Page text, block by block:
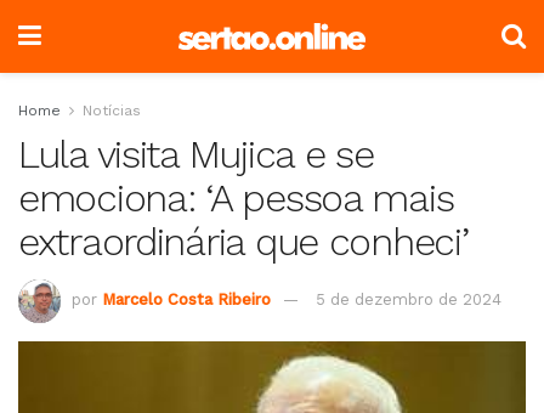
Home Notícias
Lula visita Mujica e se
emociona: ‘A pessoa mais
extraordinária que conheci’
por Marcelo Costa Ribeiro 5 de dezembro de 2024